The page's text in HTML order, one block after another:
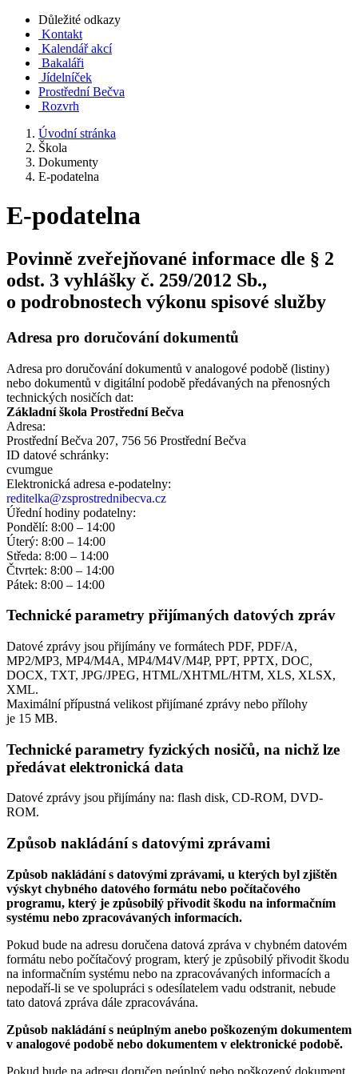
Důležité odkazy
Kontakt
Kalendář akcí
Bakaláři
Jídelníček
Prostřední Bečva
Rozvrh
Úvodní stránka
Škola
Dokumenty
E-podatelna
E-podatelna
Povinně zveřejňované informace dle § 2
odst. 3 vyhlášky č. 259/2012 Sb.,
o podrobnostech výkonu spisové služby
Adresa pro doručování dokumentů
Adresa pro doručování dokumentů v analogové podobě (listiny)
nebo dokumentů v digitální podobě předávaných na přenosných
technických nosičích dat:
Základní škola Prostřední Bečva
Adresa:
Prostřední Bečva 207, 756 56 Prostřední Bečva
ID datové schránky:
cvumgue
Elektronická adresa e‑podatelny:
reditelka@zsprostrednibecva.cz
Úřední hodiny podatelny:
Pondělí: 8:00 – 14:00
Úterý: 8:00 – 14:00
Středa: 8:00 – 14:00
Čtvrtek: 8:00 – 14:00
Pátek: 8:00 – 14:00
Technické parametry přijímaných datových zpráv
Datové zprávy jsou přijímány ve formátech PDF, PDF/A,
MP2/MP3, MP4/M4A, MP4/M4V/M4P, PPT, PPTX, DOC,
DOCX, TXT, JPG/JPEG, HTML/XHTML/HTM, XLS, XLSX,
XML.
Maximální přípustná velikost přijímané zprávy nebo přílohy
je 15 MB.
Technické parametry fyzických nosičů, na nichž lze
předávat elektronická data
Datové zprávy jsou přijímány na: flash disk, CD-ROM, DVD-
ROM.
Způsob nakládání s datovými zprávami
Způsob nakládání s datovými zprávami, u kterých byl zjištěn
výskyt chybného datového formátu nebo počítačového
programu, který je způsobilý přivodit škodu na informačním
systému nebo zpracovávaných informacích.
Pokud bude na adresu doručena datová zpráva v chybném datovém
formátu nebo počítačový program, který je způsobilý přivodit škodu
na informačním systému nebo na zpracovávaných informacích a
nepodaří-li se ve spolupráci s odesílatelem vadu odstranit, nebude
tato datová zpráva dále zpracovávána.
Způsob nakládání s neúplným anebo poškozeným dokumentem
v analogové podobě nebo dokumentem v elektronické podobě.
Pokud bude na adresu doručen neúplný nebo poškozený dokument